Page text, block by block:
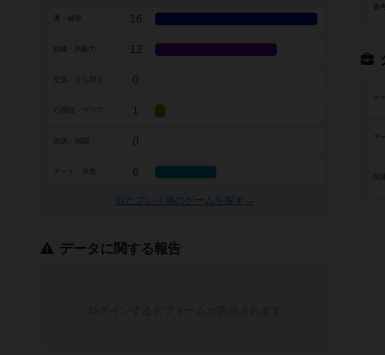
参
ゲ
ア
16
戦略・判断力 12
0
1
0
アート・外見 6
似たプレイ感のゲームを探す→
データに関する報告